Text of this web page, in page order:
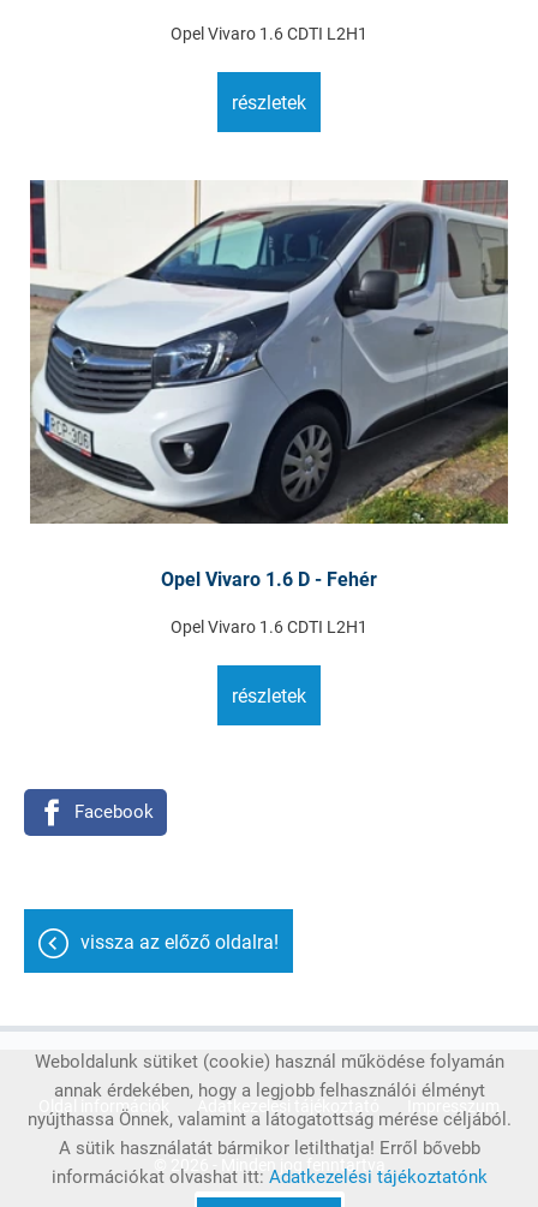
Opel Vivaro 1.6 CDTI L2H1
részletek
Opel Vivaro 1.6 D - Fehér
Opel Vivaro 1.6 CDTI L2H1
részletek
Facebook
vissza az előző oldalra!
© 2026 - Minden jog fenntartva
Oldal információk Adatkezelési tájékoztató Impresszum
Weboldalunk sütiket (cookie) használ működése folyamán
annak érdekében, hogy a legjobb felhasználói élményt
nyújthassa Önnek, valamint a látogatottság mérése céljából.
A sütik használatát bármikor letilthatja! Erről bővebb
információkat olvashat itt: Adatkezelési tájékoztatónk